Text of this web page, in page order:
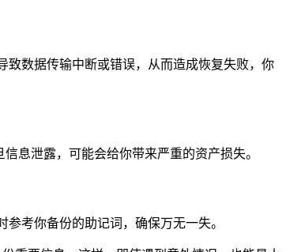
致数据传输中断或错误，从而造成恢复失败，你
息泄露，可能会给你带来严重的资产损失。
考你备份的助记词，确保万无一失。